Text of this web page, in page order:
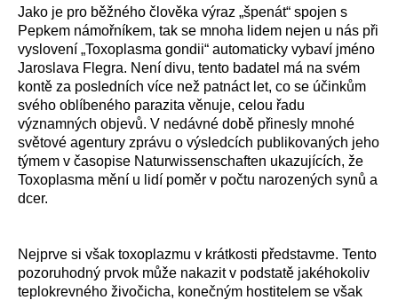
Jako je pro běžného člověka výraz „špenát“ spojen s
Pepkem námořníkem, tak se mnoha lidem nejen u nás při
vyslovení „Toxoplasma gondii“ automaticky vybaví jméno
Jaroslava Flegra. Není divu, tento badatel má na svém
kontě za posledních více než patnáct let, co se účinkům
svého oblíbeného parazita věnuje, celou řadu
významných objevů. V nedávné době přinesly mnohé
světové agentury zprávu o výsledcích publikovaných jeho
týmem v časopise Naturwissenschaften ukazujících, že
Toxoplasma mění u lidí poměr v počtu narozených synů a
dcer.
Nejprve si však toxoplazmu v krátkosti představme. Tento
pozoruhodný prvok může nakazit v podstatě jakéhokoliv
teplokrevného živočicha, konečným hostitelem se však